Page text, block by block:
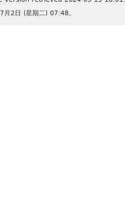
月2日 (星期二) 07:48。